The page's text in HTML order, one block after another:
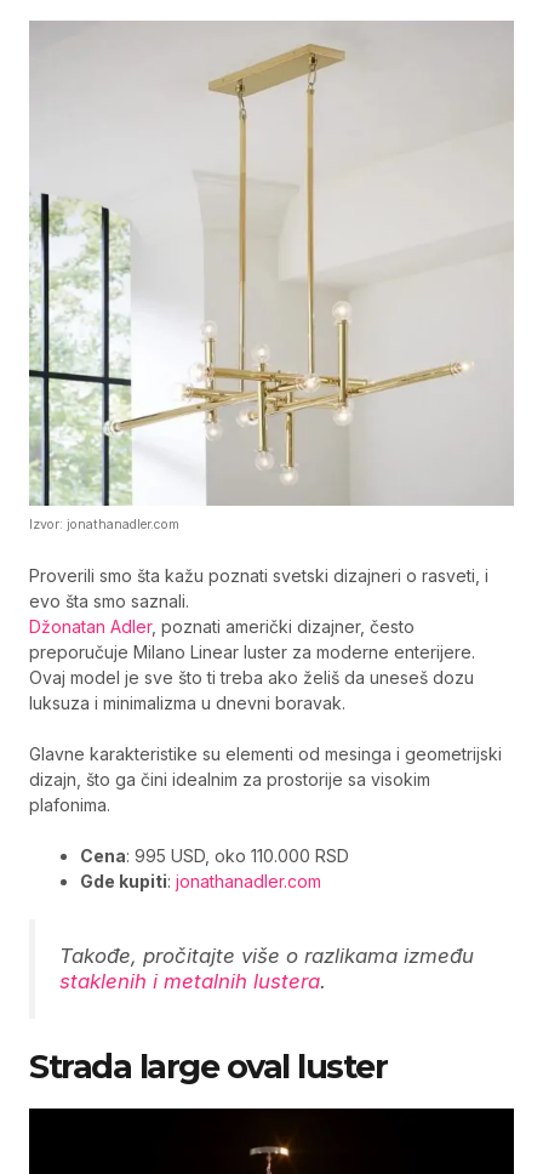
Izvor: jonathanadler.com
Proverili smo šta kažu poznati svetski dizajneri o rasveti, i
evo šta smo saznali.
Džonatan Adler, poznati američki dizajner, često
preporučuje Milano Linear luster za moderne enterijere.
Ovaj model je sve što ti treba ako želiš da uneseš dozu
luksuza i minimalizma u dnevni boravak.
Glavne karakteristike su elementi od mesinga i geometrijski
dizajn, što ga čini idealnim za prostorije sa visokim
plafonima.
Cena: 995 USD, oko 110.000 RSD
Gde kupiti: jonathanadler.com
Takođe, pročitajte više o razlikama između
staklenih i metalnih lustera.
Strada large oval luster